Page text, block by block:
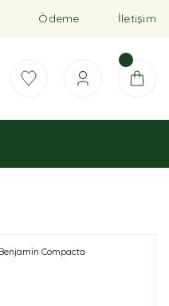
Ödeme İletişim